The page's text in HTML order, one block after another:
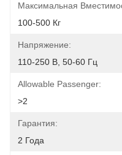
Максимальная
100-500 Кг
Напряжение:
110-250 В, 50-60 Гц
Allowable Passenger:
>2
Гарантия:
2 Года